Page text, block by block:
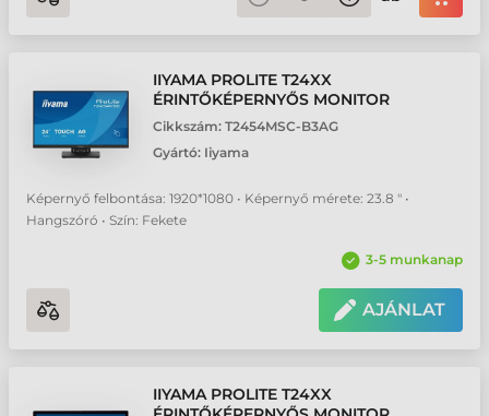
IIYAMA PROLITE T24XX
ÉRINTŐKÉPERNYŐS MONITOR
Cikkszám: T2454MSC-B3AG
Gyártó: Iiyama
Képernyő felbontása: 1920*1080 • Képernyő mérete: 23.8 " •
Hangszóró • Szín: Fekete
3-5 munkanap
AJÁNLAT
IIYAMA PROLITE T24XX